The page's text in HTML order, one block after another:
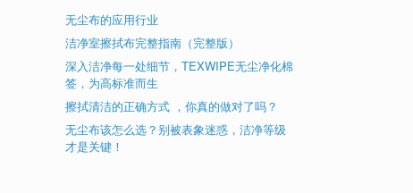
无尘布的应用行业
洁净室擦拭布完整指南（完整版）
深入洁净每一处细节，TEXWIPE无尘净化棉
签，为高标准而生
擦拭清洁的正确方式 ，你真的做对了吗？
无尘布该怎么选？别被表象迷惑，洁净等级
才是关键！